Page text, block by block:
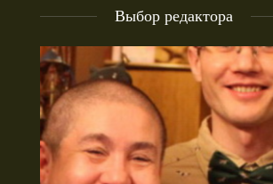
Выбор редактора